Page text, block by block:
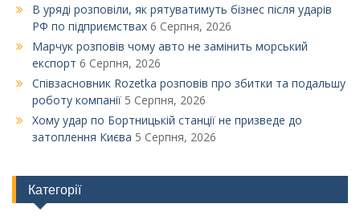
В уряді розповіли, як рятуватимуть бізнес після ударів
РФ по підприємствах 6 Серпня, 2026
Марчук розповів чому авто не замінить морський
експорт 6 Серпня, 2026
Співзасновник Rozetka розповів про збитки та подальшу
роботу компанії 5 Серпня, 2026
Xому удар по Бортницькій станції не призведе до
затоплення Києва 5 Серпня, 2026
Категорії